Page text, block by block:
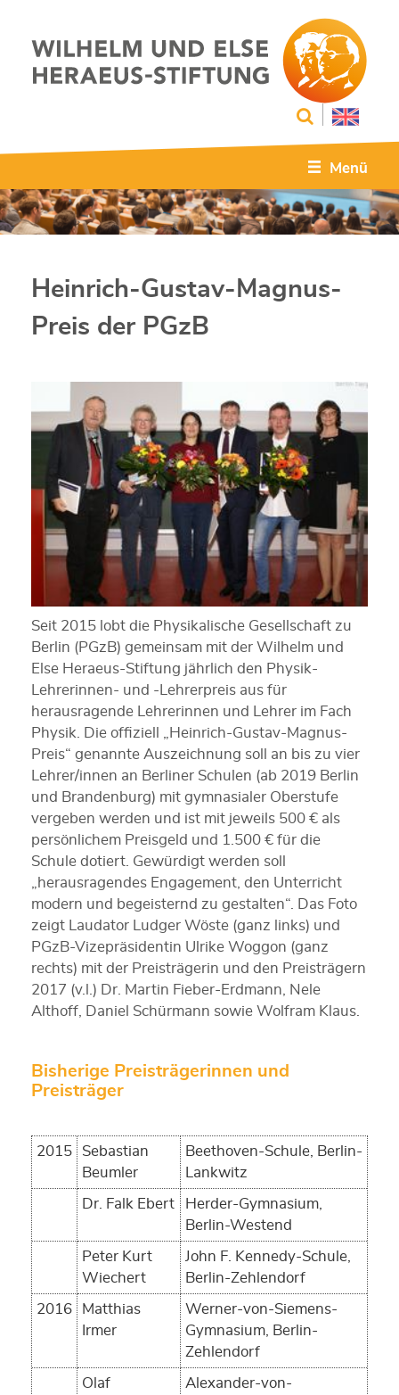
Menü
Heinrich-Gustav-Magnus-
Preis der PGzB
Seit 2015 lobt die Physikalische Gesellschaft zu
Berlin (PGzB) gemeinsam mit der Wilhelm und
Else Heraeus-Stiftung jährlich den Physik-
Lehrerinnen- und -Lehrerpreis aus für
herausragende Lehrerinnen und Lehrer im Fach
Physik. Die offiziell „Heinrich-Gustav-Magnus-
Preis“ genannte Auszeichnung soll an bis zu vier
Lehrer/innen an Berliner Schulen (ab 2019 Berlin
und Brandenburg) mit gymnasialer Oberstufe
vergeben werden und ist mit jeweils 500 € als
persönlichem Preisgeld und 1.500 € für die
Schule dotiert. Gewürdigt werden soll
„herausragendes Engagement, den Unterricht
modern und begeisternd zu gestalten“. Das Foto
zeigt Laudator Ludger Wöste (ganz links) und
PGzB-Vizepräsidentin Ulrike Woggon (ganz
rechts) mit der Preisträgerin und den Preisträgern
2017 (v.l.) Dr. Martin Fieber-Erdmann, Nele
Althoff, Daniel Schürmann sowie Wolfram Klaus.
Bisherige Preisträgerinnen und
Preisträger
2015
Sebastian
Beumler
Beethoven-Schule, Berlin-
Lankwitz
Dr. Falk Ebert
Herder-Gymnasium,
Berlin-Westend
Peter Kurt
Wiechert
John F. Kennedy-Schule,
Berlin-Zehlendorf
2016
Matthias
Irmer
Werner-von-Siemens-
Gymnasium, Berlin-
Zehlendorf
Olaf
Alexander-von-